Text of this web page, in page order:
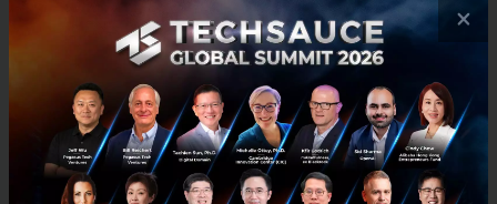
RELATED ARTICLE
×